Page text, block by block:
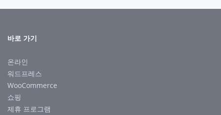
바로 가기
온라인
워드프레스
WooCommerce
쇼핑
제휴 프로그램